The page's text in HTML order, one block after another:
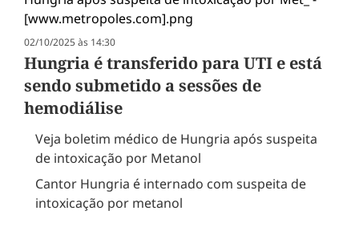
02/10/2025 às 14:30
Hungria é transferido para UTI e está
sendo submetido a sessões de
hemodiálise
Veja boletim médico de Hungria após suspeita
de intoxicação por Metanol
Cantor Hungria é internado com suspeita de
intoxicação por metanol